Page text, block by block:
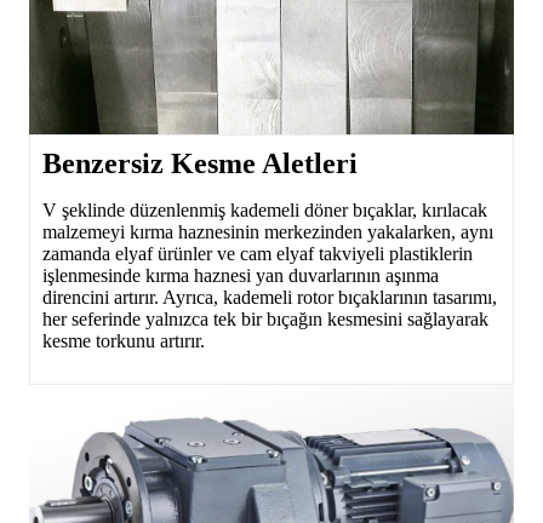
Benzersiz Kesme Aletleri
V şeklinde düzenlenmiş kademeli döner bıçaklar, kırılacak
malzemeyi kırma haznesinin merkezinden yakalarken, aynı
zamanda elyaf ürünler ve cam elyaf takviyeli plastiklerin
işlenmesinde kırma haznesi yan duvarlarının aşınma
direncini artırır. Ayrıca, kademeli rotor bıçaklarının tasarımı,
her seferinde yalnızca tek bir bıçağın kesmesini sağlayarak
kesme torkunu artırır.